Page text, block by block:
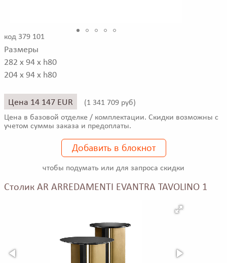
код 379 101
Размеры
282 x 94 x h80
204 x 94 x h80
Цена 14 147 EUR (1 341 709 руб)
Цена в базовой отделке / комплектации. Скидки возможны с
учетом суммы заказа и предоплаты.
Добавить в блокнот
чтобы подумать или для запроса скидки
Столик AR ARREDAMENTI EVANTRA TAVOLINO 1